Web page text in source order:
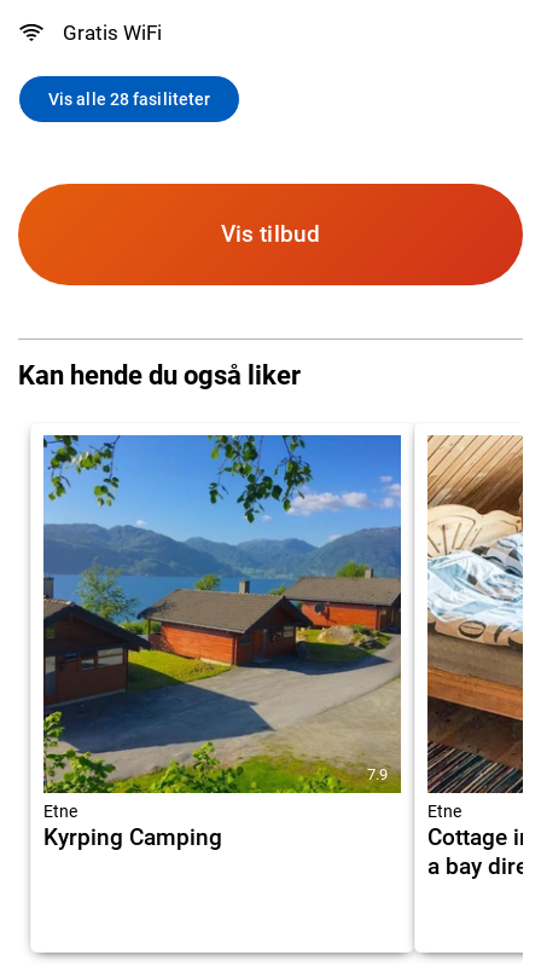
Gratis WiFi
Vis alle 28 fasiliteter
Vis tilbud
Kan hende du også liker
7.9
Etne
Kyrping Camping
Etne
Cottage
a bay